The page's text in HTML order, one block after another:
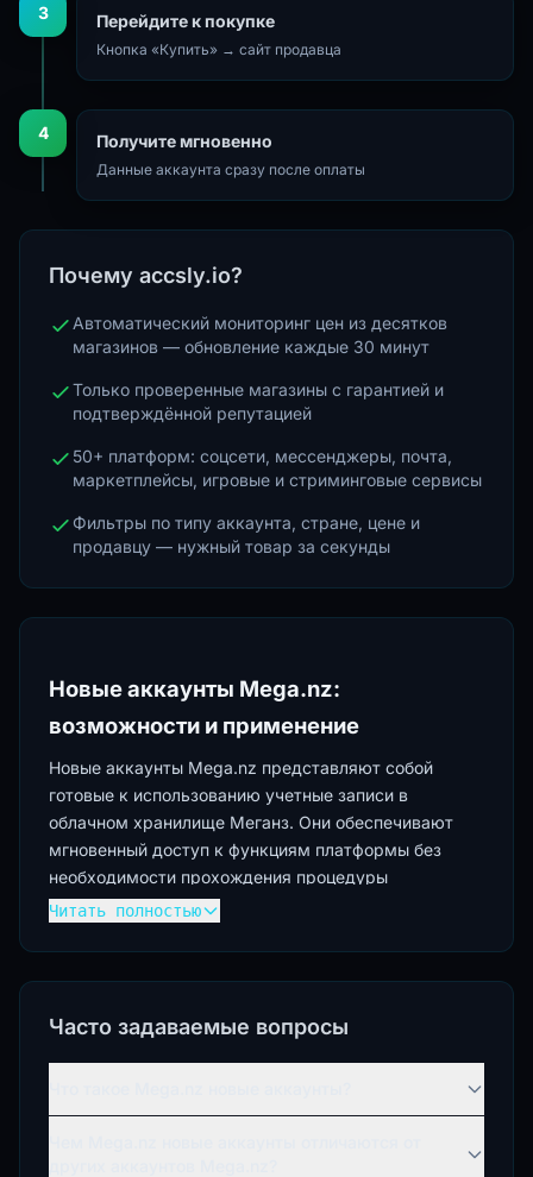
3 Перейдите к покупке
Кнопка «Купить» → сайт продавца
4 Получите мгновенно
Данные аккаунта сразу после оплаты
Почему accsly.io?
Автоматический мониторинг цен из десятков
магазинов — обновление каждые 30 минут
Только проверенные магазины с гарантией и
подтверждённой репутацией
50+ платформ: соцсети, мессенджеры, почта,
маркетплейсы, игровые и стриминговые сервисы
Фильтры по типу аккаунта, стране, цене и
продавцу — нужный товар за секунды
Новые аккаунты Mega.nz:
возможности и применение
Новые аккаунты Mega.nz представляют собой
готовые к использованию учетные записи в
облачном хранилище Меганз. Они обеспечивают
мгновенный доступ к функциям платформы без
необходимости прохождения процедуры
регистрации. Mega.nz является востребованным
файлами благодаря end-to-end шифрованию и
высоким стандартам приватности.
Преимущества новых аккаунтов Меганз
Читать полностью
Часто задаваемые вопросы